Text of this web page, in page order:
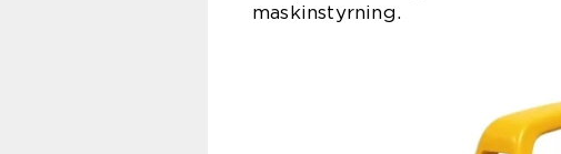
maskinstyrning.